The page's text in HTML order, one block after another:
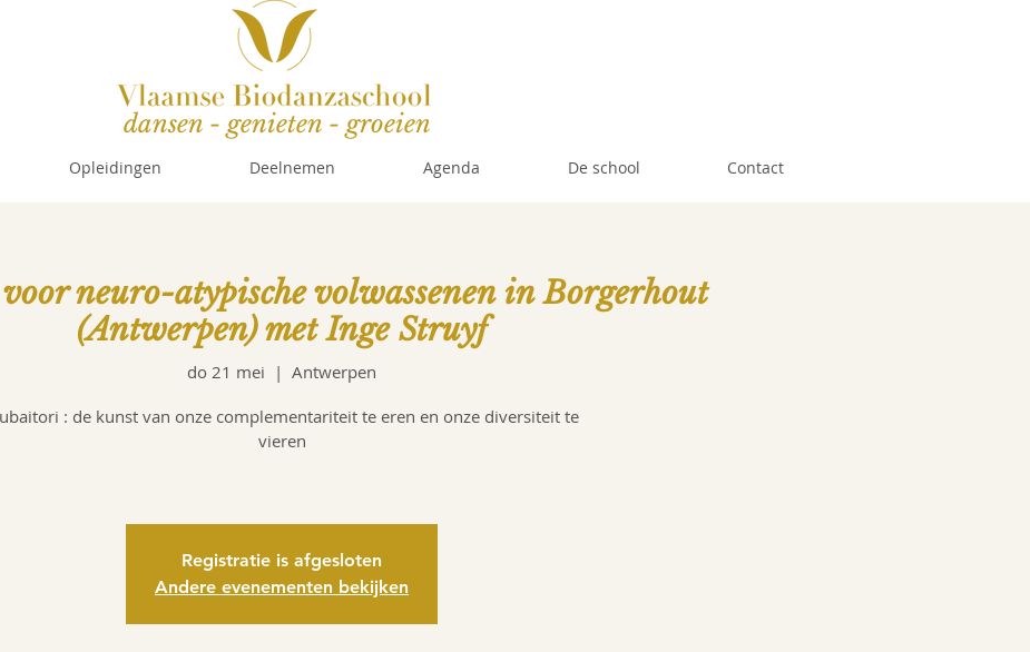
dansen - genieten - groeien
Opleidingen Deelnemen Agenda De school Contact
neuro-atypische volwassenen in Borgerhout
(Antwerpen) met Inge Struyf
do 21 mei
  |
Antwerpen
: de kunst van onze complementariteit te eren en onze diversiteit te
vieren
Registratie is afgesloten
Andere evenementen bekijken